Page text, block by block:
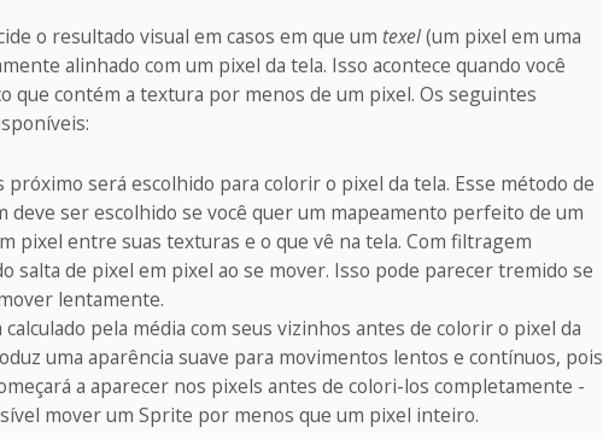
o resultado visual em casos em que um texel(um pixel em uma
alinhado com um pixel da tela. Isso acontece quando você
que contém a textura por menos de um pixel. Os seguintes
próximo será escolhido para colorir o pixel da tela. Esse método de
deve ser escolhido se você quer um mapeamento perfeito de um
pixel entre suas texturas e o que vê na tela. Com filtragem
salta de pixel em pixel ao se mover. Isso pode parecer tremido se
lentamente.
pela média com seus vizinhos antes de colorir o pixel da
uma aparência suave para movimentos lentos e contínuos, pois
a aparecer nos pixels antes de colori-los completamente -
mover um Sprite por menos que um pixel inteiro.